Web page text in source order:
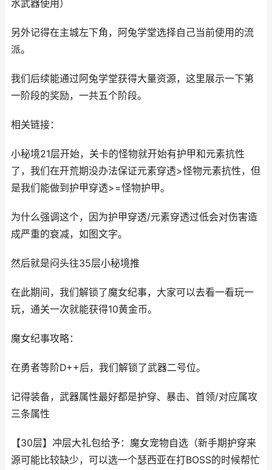
水武器使用）
另外记得在主城左下角，阿兔学堂选择自己当前使用的流
派。
我们后续能通过阿兔学堂获得大量资源，这里展示一下第
一阶段的奖励，一共五个阶段。
相关链接：
小秘境21层开始，关卡的怪物就开始有护甲和元素抗性
了，我们在开荒期没办法保证元素穿透>怪物元素抗性，但
是我们能做到护甲穿透>=怪物护甲。
为什么强调这个，因为护甲穿透/元素穿透过低会对伤害造
成严重的衰减，如图文字。
然后就是闷头往35层小秘境推
在此期间，我们解锁了魔女纪事，大家可以去看一看玩一
玩，通关一次就能获得10黄金币。
魔女纪事攻略：
在勇者等阶D++后，我们解锁了武器二号位。
记得装备，武器属性最好都是护穿、暴击、首领/对应属攻
三条属性
【30层】冲层大礼包给予：魔女宠物自选（新手期护穿来
源可能比较缺少，可以选一个瑟西亚在打BOSS的时候帮忙